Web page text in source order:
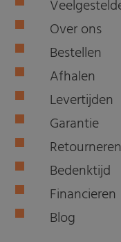
Over ons
Bestellen
Afhalen
Levertijden
Garantie
Retourneren
Bedenktijd
Financieren
Blog